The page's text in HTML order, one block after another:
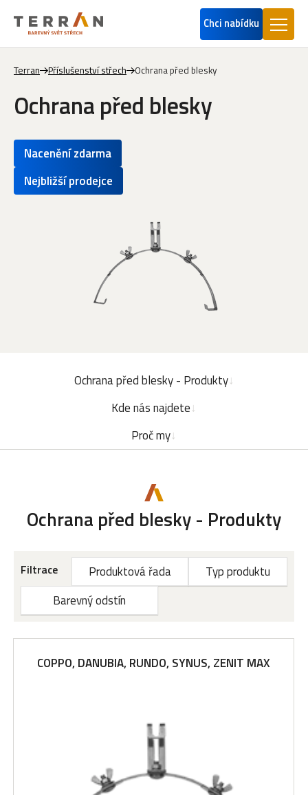
Chci nabídku
Terran Příslušenství střech Ochrana před blesky
Ochrana před blesky
Nacenění zdarma
Nejbližší prodejce
Ochrana před blesky - Produkty
Kde nás najdete
Proč my
Ochrana před blesky - Produkty
Filtrace Produktová řada
Typ produktu
Barevný odstín
COPPO, DANUBIA, RUNDO, SYNUS, ZENIT MAX